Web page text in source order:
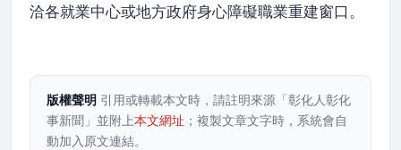
洽各就業中心或地方政府身心障礙職業重建窗口。
版權聲明 引用或轉載本文時，請註明來源「彰化人彰化
事新聞」並附上本文網址 ；複製文章文字時，系統會自
動加入原文連結。